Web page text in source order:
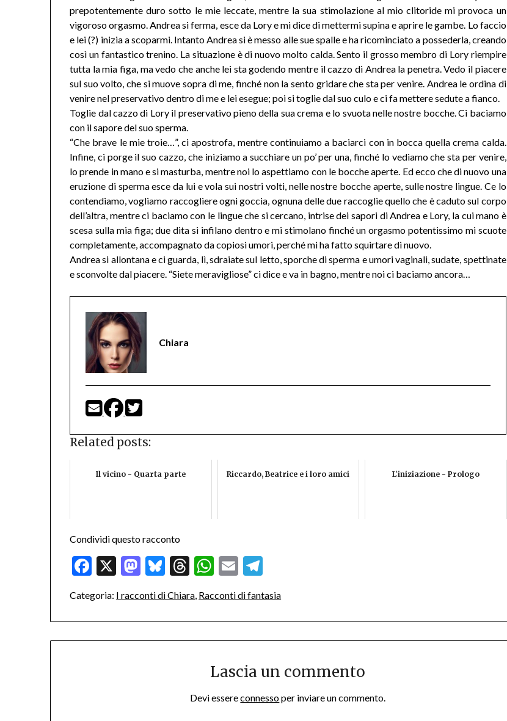
prepotentemente duro sotto le mie leccate, mentre la sua stimolazione al mio clitoride mi provoca un
vigoroso orgasmo. Andrea si ferma, esce da Lory e mi dice di mettermi supina e aprire le gambe. Lo faccio
e lei (?) inizia a scoparmi. Intanto Andrea si è messo alle sue spalle e ha ricominciato a possederla, creando
così un fantastico trenino. La situazione è di nuovo molto calda. Sento il grosso membro di Lory riempire
tutta la mia figa, ma vedo che anche lei sta godendo mentre il cazzo di Andrea la penetra. Vedo il piacere
sul suo volto, che si muove sopra di me, finché non la sento gridare che sta per venire. Andrea le ordina di
venire nel preservativo dentro di me e lei esegue; poi si toglie dal suo culo e ci fa mettere sedute a fianco.
Toglie dal cazzo di Lory il preservativo pieno della sua crema e lo svuota nelle nostre bocche. Ci baciamo
con il sapore del suo sperma.
“Che brave le mie troie…”, ci apostrofa, mentre continuiamo a baciarci con in bocca quella crema calda.
Infine, ci porge il suo cazzo, che iniziamo a succhiare un po’ per una, finché lo vediamo che sta per venire,
lo prende in mano e si masturba, mentre noi lo aspettiamo con le bocche aperte. Ed ecco che di nuovo una
eruzione di sperma esce da lui e vola sui nostri volti, nelle nostre bocche aperte, sulle nostre lingue. Ce lo
contendiamo, vogliamo raccogliere ogni goccia, ognuna delle due raccoglie quello che è caduto sul corpo
dell’altra, mentre ci baciamo con le lingue che si cercano, intrise dei sapori di Andrea e Lory, la cui mano è
scesa sulla mia figa; due dita si infilano dentro e mi stimolano finché un orgasmo potentissimo mi scuote
completamente, accompagnato da copiosi umori, perché mi ha fatto squirtare di nuovo.
Andrea si allontana e ci guarda, lì, sdraiate sul letto, sporche di sperma e umori vaginali, sudate, spettinate
e sconvolte dal piacere. “Siete meravigliose” ci dice e va in bagno, mentre noi ci baciamo ancora…
Chiara
Related posts:
Il vicino - Quarta parte Riccardo, Beatrice e i loro amici L'iniziazione - Prologo
Condividi questo racconto
Facebook
X Mastodon
Bluesky
Threads
WhatsApp
Email
Categoria: I racconti di Chiara, Racconti di fantasia
Lascia un commento
Devi essereconnessoper inviare un commento.